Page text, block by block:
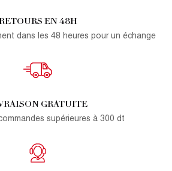
EN 48H
dans les 48 heures pour un échange
GRATUITE
supérieures à 300 dt